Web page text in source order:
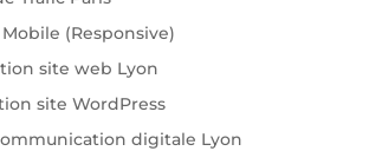
(Responsive)
site web Lyon
site WordPress
digitale Lyon